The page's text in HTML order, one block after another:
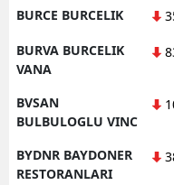
BURCE BURCELIK
BURVA BURCELIK
VANA
BVSAN
BULBULOGLU VINC
BYDNR BAYDONER
RESTORANLARI